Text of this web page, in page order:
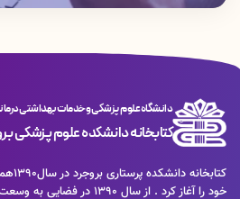
دانشگاه علوم پزشکی و خدمات بهداشتی
کتابخانه دانشکده علوم پزشکی